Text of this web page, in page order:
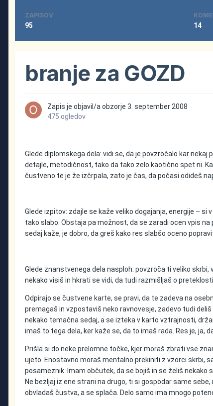
ZAPISOV
95 14
branje za GOZD
Zapis je objavil/aobzorje 3. september 2008
475 ogledov
Glede diplomskega dela: vidi se, da je povzročalo kar
detajle, metodičnost, tako da tako zelo kaotično spet ni.
čustveno te je že izčrpala, zato je čas, da počasi odideš
Glede izpitov: zdajle se kaže veliko dogajanja, energije –
tako slabo. Obstaja pa možnost, da se zaradi ocen vpis
sedaj kaže, je dobro, da greš kako res slabšo oceno
Glede znanstvenega dela nasploh: povzroča ti veliko
nekako visiš in hkrati se vidi, da tudi razmišljaš o
Odpirajo se čustvene karte, se pravi, da te zadeva na
premagaš in vzpostaviš neko ravnovesje, zadevo tudi
nekako temačna sedaj, a se izteka v karto vztrajnosti,
imaš to tega dela, ker kaže se, da to imaš rada. Res je,
Prišla si do neke prelomne točke, kjer moraš zbrati vse
ujeto. Enostavno moraš mentalno prekiniti z vzorci skrbi,
posameznik. Imam občutek, da se bojiš in se želiš nekako
Ne bezljaj iz ene strani na drugo, ti si gospodar same
obvladaš čustva, a se splača. Delo samo ima mnogo